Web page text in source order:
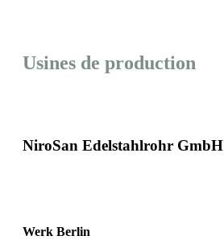
Usines de production
NiroSan Edelstahlrohr GmbH
Werk Berlin